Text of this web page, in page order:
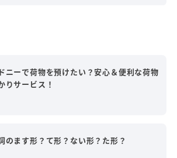
ニーで荷物を預けたい？安心＆便利な荷物
りサービス！
のます形？て形？ない形？た形？